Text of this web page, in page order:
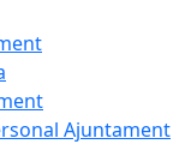
Ajuntament